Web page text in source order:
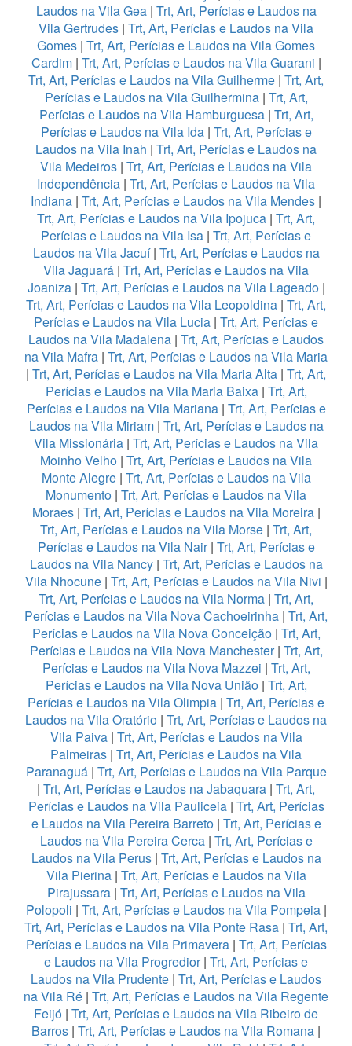
Laudos na Vila Gea| Trt, Art, Perícias e Laudos na
Vila Gertrudes | Trt, Art, Perícias e Laudos na Vila
Gomes | Trt, Art, Perícias e Laudos na Vila Gomes
Cardim| Trt, Art, Perícias e Laudos na Vila Guarani |
Trt, Art, Perícias e Laudos na Vila Guilherme | Trt, Art,
Perícias e Laudos na Vila Guilhermina| Trt, Art,
Perícias e Laudos na Vila Hamburguesa| Trt, Art,
Perícias e Laudos na Vila Ida| Trt, Art, Perícias e
Laudos na Vila Inah | Trt, Art, Perícias e Laudos na
Vila Medeiros | Trt, Art, Perícias e Laudos na Vila
Independência | Trt, Art, Perícias e Laudos na Vila
Indiana | Trt, Art, Perícias e Laudos na Vila Mendes |
Trt, Art, Perícias e Laudos na Vila Ipojuca | Trt, Art,
Perícias e Laudos na Vila Isa | Trt, Art, Perícias e
Laudos na Vila Jacuí| Trt, Art, Perícias e Laudos na
Vila Jaguará | Trt, Art, Perícias e Laudos na Vila
Joaniza| Trt, Art, Perícias e Laudos na Vila Lageado|
Trt, Art, Perícias e Laudos na Vila Leopoldina | Trt, Art,
Perícias e Laudos na Vila Lucia | Trt, Art, Perícias e
Laudos na Vila Madalena | Trt, Art, Perícias e Laudos
na Vila Mafra | Trt, Art, Perícias e Laudos na Vila Maria
| Trt, Art, Perícias e Laudos na Vila Maria Alta | Trt, Art,
Perícias e Laudos na Vila Maria Baixa| Trt, Art,
Perícias e Laudos na Vila Mariana| Trt, Art, Perícias e
Laudos na Vila Miriam| Trt, Art, Perícias e Laudos na
Vila Missionária | Trt, Art, Perícias e Laudos na Vila
Moinho Velho | Trt, Art, Perícias e Laudos na Vila
Monte Alegre| Trt, Art, Perícias e Laudos na Vila
Monumento | Trt, Art, Perícias e Laudos na Vila
Moraes| Trt, Art, Perícias e Laudos na Vila Moreira|
Trt, Art, Perícias e Laudos na Vila Morse | Trt, Art,
Perícias e Laudos na Vila Nair| Trt, Art, Perícias e
Laudos na Vila Nancy| Trt, Art, Perícias e Laudos na
Vila Nhocune| Trt, Art, Perícias e Laudos na Vila Nivi |
Trt, Art, Perícias e Laudos na Vila Norma | Trt, Art,
Perícias e Laudos na Vila Nova Cachoeirinha | Trt, Art,
Perícias e Laudos na Vila Nova Conceição| Trt, Art,
Perícias e Laudos na Vila Nova Manchester| Trt, Art,
Perícias e Laudos na Vila Nova Mazzei | Trt, Art,
Perícias e Laudos na Vila Nova União| Trt, Art,
Perícias e Laudos na Vila Olimpia | Trt, Art, Perícias e
Laudos na Vila Oratório | Trt, Art, Perícias e Laudos na
Vila Paiva| Trt, Art, Perícias e Laudos na Vila
Palmeiras | Trt, Art, Perícias e Laudos na Vila
Paranaguá| Trt, Art, Perícias e Laudos na Vila Parque
| Trt, Art, Perícias e Laudos na Jabaquara | Trt, Art,
Perícias e Laudos na Vila Pauliceia| Trt, Art, Perícias
e Laudos na Vila Pereira Barreto| Trt, Art, Perícias e
Laudos na Vila Pereira Cerca| Trt, Art, Perícias e
Laudos na Vila Perus| Trt, Art, Perícias e Laudos na
Vila Pierina| Trt, Art, Perícias e Laudos na Vila
Pirajussara| Trt, Art, Perícias e Laudos na Vila
Polopoli | Trt, Art, Perícias e Laudos na Vila Pompeia|
Trt, Art, Perícias e Laudos na Vila Ponte Rasa | Trt, Art,
Perícias e Laudos na Vila Primavera| Trt, Art, Perícias
e Laudos na Vila Progredior| Trt, Art, Perícias e
Laudos na Vila Prudente | Trt, Art, Perícias e Laudos
na Vila Ré | Trt, Art, Perícias e Laudos na Vila Regente
Feijó | Trt, Art, Perícias e Laudos na Vila Ribeiro de
Barros | Trt, Art, Perícias e Laudos na Vila Romana |